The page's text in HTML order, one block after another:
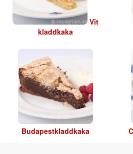
Vit
kladdkaka
Budapestkladdkaka